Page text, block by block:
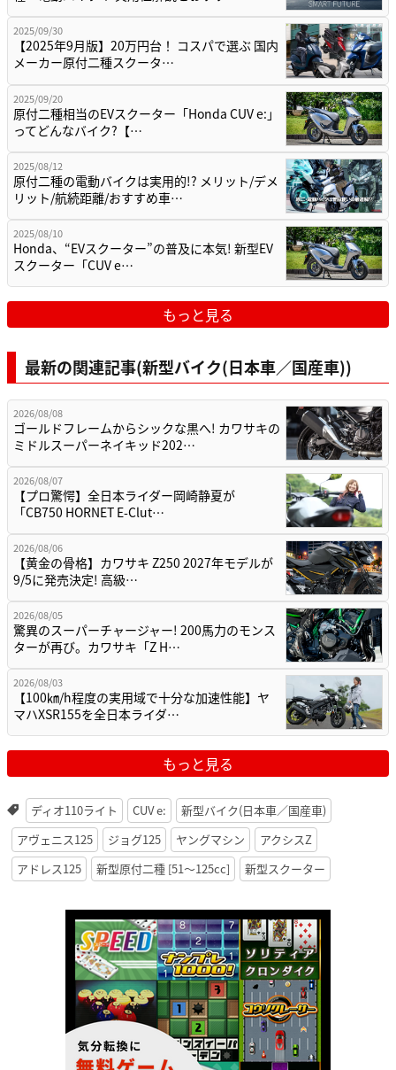
2025/09/30
【2025年9月版】20万円台！ コスパで選ぶ 国内
メーカー原付二種スクータ…
2025/09/20
原付二種相当のEVスクーター「Honda CUV e:」
ってどんなバイク?【…
2025/08/12
原付二種の電動バイクは実用的!? メリット/デメ
リット/航続距離/おすすめ車…
2025/08/10
Honda、“EVスクーター”の普及に本気! 新型EV
スクーター「CUV e…
もっと見る
最新の関連記事(新型バイク(日本車／国産車))
2026/08/08
ゴールドフレームからシックな黒へ! カワサキの
ミドルスーパーネイキッド202…
2026/08/07
【プロ驚愕】全日本ライダー岡崎静夏が
「CB750 HORNET E-Clut…
2026/08/06
【黄金の骨格】カワサキ Z250 2027年モデルが
9/5に発売決定! 高級…
2026/08/05
驚異のスーパーチャージャー! 200馬力のモンス
ターが再び。カワサキ「Z H…
2026/08/03
【100㎞/h程度の実用域で十分な加速性能】ヤ
マハXSR155を全日本ライダ…
もっと見る
ディオ110ライト CUV e:
新型バイク(日本車／国産車)
アヴェニス125
ジョグ125 ヤングマシン
アクシスZ
アドレス125
新型原付二種 [51〜125cc] 新型スクーター